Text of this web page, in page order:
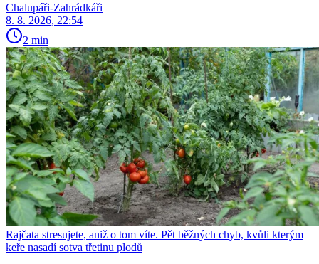
Chalupáři-Zahrádkáři
8. 8. 2026, 22:54
2 min
Rajčata stresujete, aniž o tom víte. Pět běžných chyb, kvůli kterým
keře nasadí sotva třetinu plodů